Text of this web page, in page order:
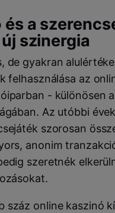
és a
szinergia
de gyakran
felhasználása az
- különösen a
Az utóbbi
szorosan
anonim
szeretnék
száz online kaszinó